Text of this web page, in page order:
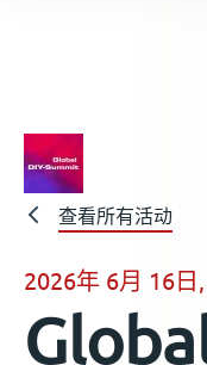
查看所有活动
2026年 6月 16日